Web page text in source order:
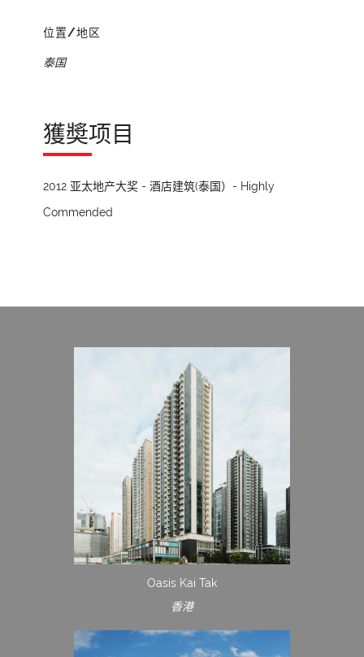
位置/地区
泰国
獲奬项目
2012 亚太地产大奖 - 酒店建筑(泰国）- Highly
Commended
Oasis Kai Tak
香港